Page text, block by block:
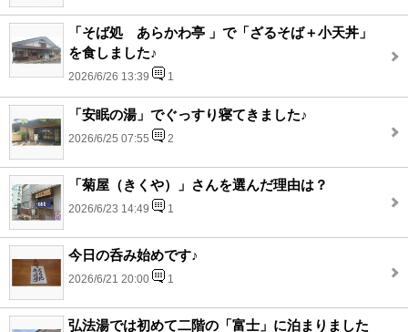
「そば処 あらかわ亭 」で「ざるそば＋小天丼」
を食しました♪
2026/6/26 13:39 1
「安眠の湯」でぐっすり寝てきました♪
2026/6/25 07:55 2
「菊屋（きくや）」さんを選んだ理由は？
2026/6/23 14:49 1
今日の呑み始めです♪
2026/6/21 20:00 1
弘法湯では初めて二階の「富士」に泊まりました